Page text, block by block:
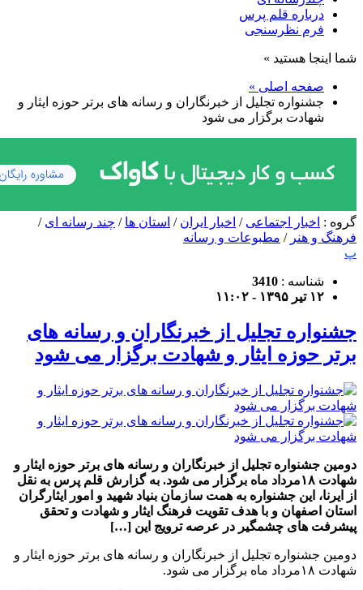
درباره قلم پرس
فرم نظرسنجی
شما اینجا هستید »
صفحه اصلی »
جشنواره تجلیل از خبرنگاران و رسانه های برتر حوزه ایثار و
شهادت برگزار می شود
گروه : اخبار اجتماعی / اخبار ایران / استان ها / چند رسانه ای /
فرهنگ و هنر / مطبوعات و رسانه
پ
شناسه : 3410
۱۲ تیر ۱۳۹۵ - ۱۱:۰۲
جشنواره تجلیل از خبرنگاران و رسانه های
برتر حوزه ایثار و شهادت برگزار می شود
دومین جشنواره تجلیل از خبرنگاران و رسانه های برتر حوزه ایثار و
شهادت ۱۸مرداد ماه برگزار می شود. به گزارش قلم پرس به نقل
از ایرنا، این جشنواره به همت سازمان بنیاد شهید و امور ایثارگران
استان اصفهان و با هدف تقویت فرهنگ ایثار و شهادت و تحقق
پیشرفت های چشمگیر در عرصه ترویج این […]
دومین جشنواره تجلیل از خبرنگاران و رسانه های برتر حوزه ایثار و
شهادت ۱۸مرداد ماه برگزار می شود.